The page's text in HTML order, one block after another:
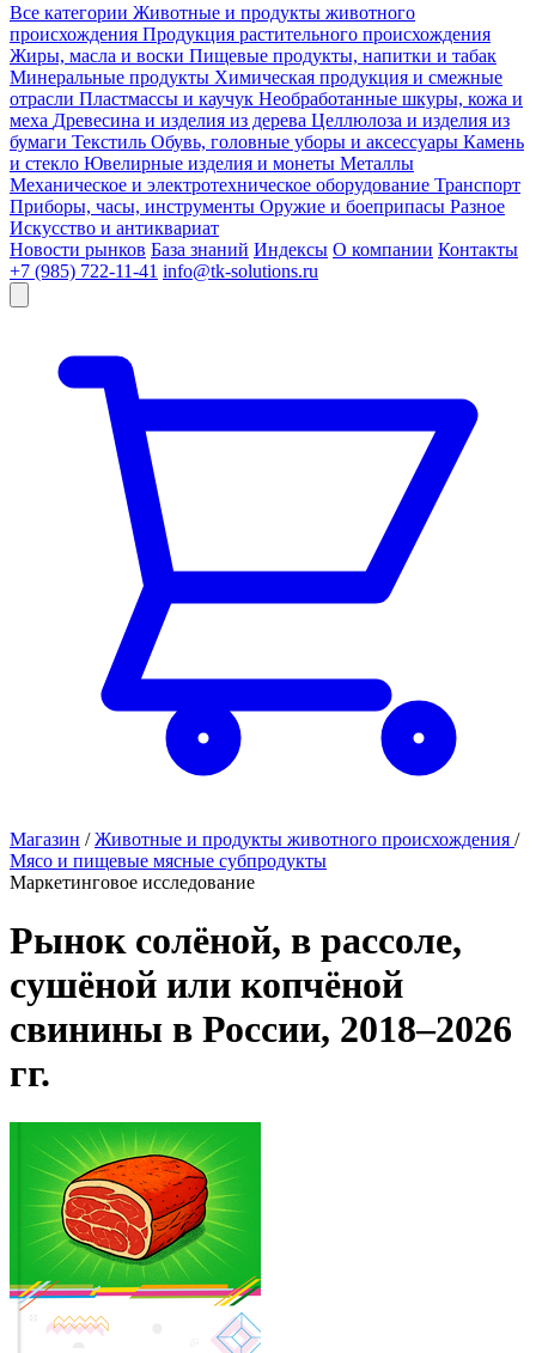
Все категории Животные и продукты животного
происхождения Продукция растительного происхождения
Жиры, масла и воски Пищевые продукты, напитки и табак
Минеральные продукты Химическая продукция и смежные
отрасли Пластмассы и каучук Необработанные шкуры, кожа и
меха Древесина и изделия из дерева Целлюлоза и изделия из
бумаги Текстиль Обувь, головные уборы и аксессуары Камень
и стекло Ювелирные изделия и монеты Металлы
Механическое и электротехническое оборудование Транспорт
Приборы, часы, инструменты Оружие и боеприпасы Разное
Искусство и антиквариат
Новости рынков База знаний Индексы О компании Контакты
+7 (985) 722-11-41 info@tk-solutions.ru
Магазин / Животные и продукты животного происхождения /
Мясо и пищевые мясные субпродукты
Маркетинговое исследование
Рынок солёной, в рассоле,
сушёной или копчёной
свинины в России, 2018–2026
гг.